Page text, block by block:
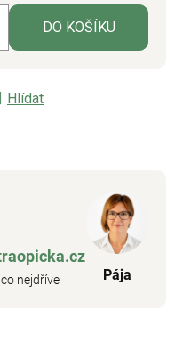
DO KOŠÍKU
Hlídat
nejdříve Pája